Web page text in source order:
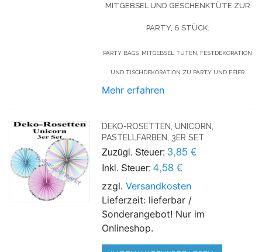
MITGEBSEL UND GESCHENKTÜTE ZUR
PARTY, 6 STÜCK.
PARTY BAGS, MITGEBSEL TÜTEN, FESTDEKORATION
UND TISCHDEKORATION ZU PARTY UND FEIER
Mehr erfahren
DEKO-ROSETTEN, UNICORN,
PASTELLFARBEN, 3ER SET
Zuzügl. Steuer: 3,85 €
Inkl. Steuer: 4,58 €
zzgl.Versandkosten
Lieferzeit: lieferbar /
Sonderangebot! Nur im
Onlineshop.